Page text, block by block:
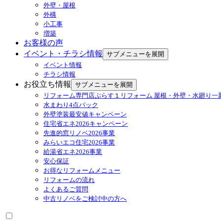
外壁・屋根
外構
小工事
増築
お客様の声
イベント・チラシ情報
サブメニューを展開
イベント情報
チラシ情報
お役立ち情報
サブメニューを展開
リフォーム専門店ぷらす１リフォーム 屋根・外壁・水廻り一
水まわり4点パック
外壁塗装最安値キャンペーン
住宅省エネ2026キャンペーン
先進的窓リノベ2026事業
みらいエコ住宅2026事業
給湯省エネ2026事業
安心保証
お得なリフォームメニュー
リフォームの流れ
よくあるご質問
中古リノベをご検討中の方へ